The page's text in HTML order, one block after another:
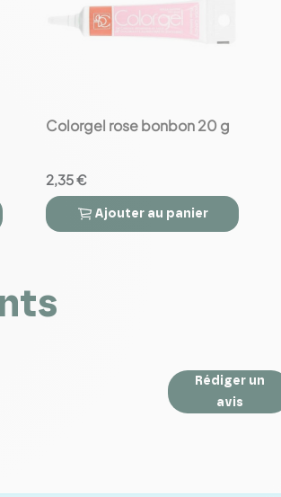
favorite_border
Colorgel rose bonbon 20 g
2,35 €
 
Ajouter au panier
Rédiger un
avis